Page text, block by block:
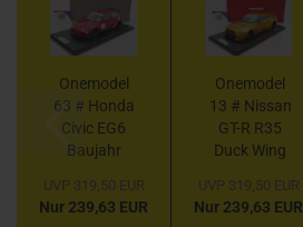
Onemodel
63 # Honda
Civic EG6
Baujahr
Rocket
Bunny - Red
UVP 319,50 EUR
Nur 239,63 EUR
Onemodel
13 # Nissan
GT-R R35
Duck Wing
2008 "
Liberty Walk
UVP 319,50 EUR
Nur 239,63 EUR